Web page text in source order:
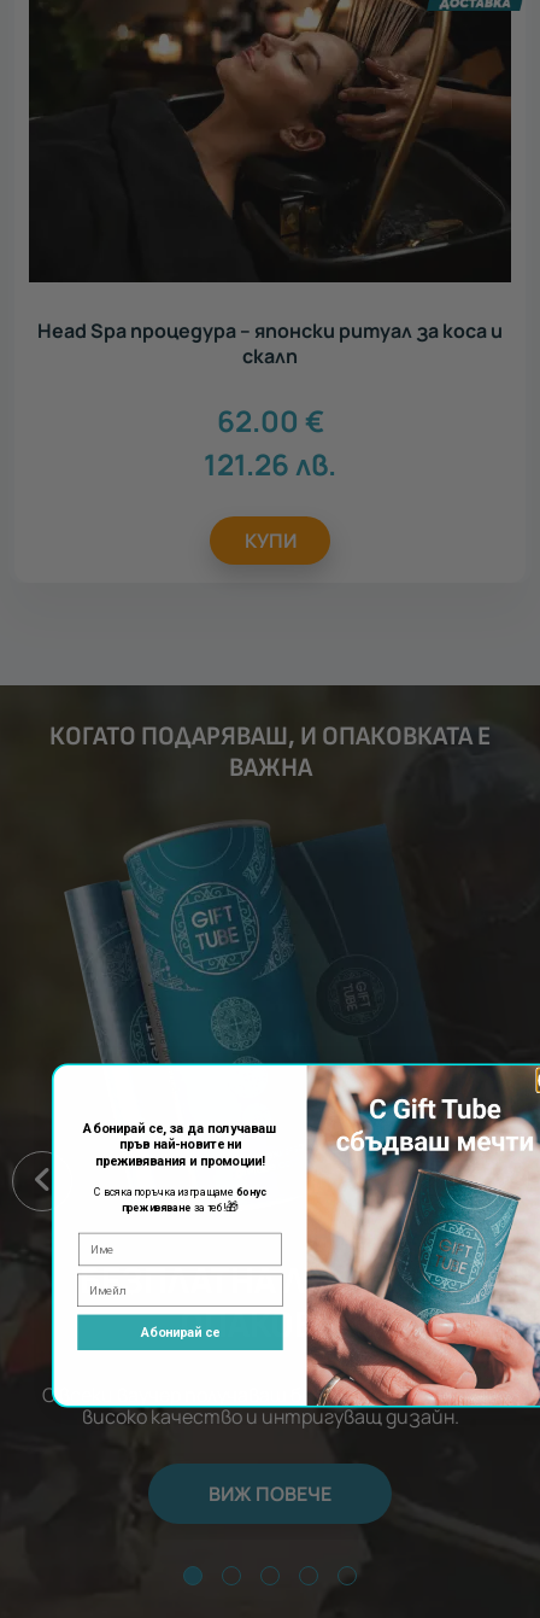
Head Spa процедура – японски ритуал за коса и
скалп
62.00 €
121.26лв.
КУПИ
КОГАТО ПОДАРЯВАШ, И ОПАКОВКАТА Е
ВАЖНА
БЕЗПЛАТНА ЛУКСОЗНА
ОПАКОВКА
С всеки ваучер получаваш безплатна опаковка с
високо качество и интригуващ дизайн.
ВИЖ ПОВЕЧЕ
Абонирай се, за да получаваш
пръв най-новите ни
преживявания и промоции!
С всяка поръчка изпращаме бонус
преживяване за теб!🎁
Абонирай се